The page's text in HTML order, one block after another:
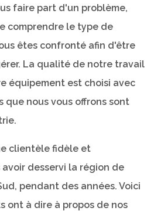
faire part d'un problème,
comprendre le type de
êtes confronté afin d'être
La qualité de notre travail
équipement est choisi avec
que nous vous offrons sont
clientèle fidèle et
desservi la région de
pendant des années. Voici
ont à dire à propos de nos